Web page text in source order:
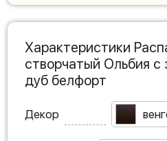
Характеристики
створчатый Ольбия с
дуб белфорт
Декор